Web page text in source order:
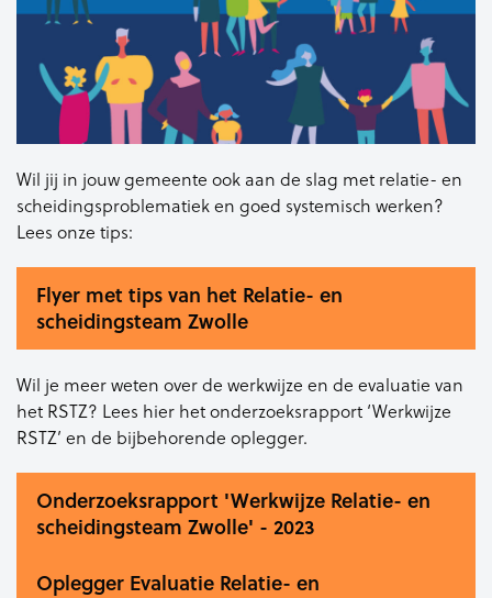
Wil jij in jouw gemeente ook aan de slag met relatie- en
scheidingsproblematiek en goed systemisch werken?
Lees onze tips:
Flyer met tips van het Relatie- en
scheidingsteam Zwolle
Wil je meer weten over de werkwijze en de evaluatie van
het RSTZ? Lees hier het onderzoeksrapport ‘Werkwijze
RSTZ’ en de bijbehorende oplegger.
Onderzoeksrapport 'Werkwijze Relatie- en
scheidingsteam Zwolle' - 2023
Oplegger Evaluatie Relatie- en